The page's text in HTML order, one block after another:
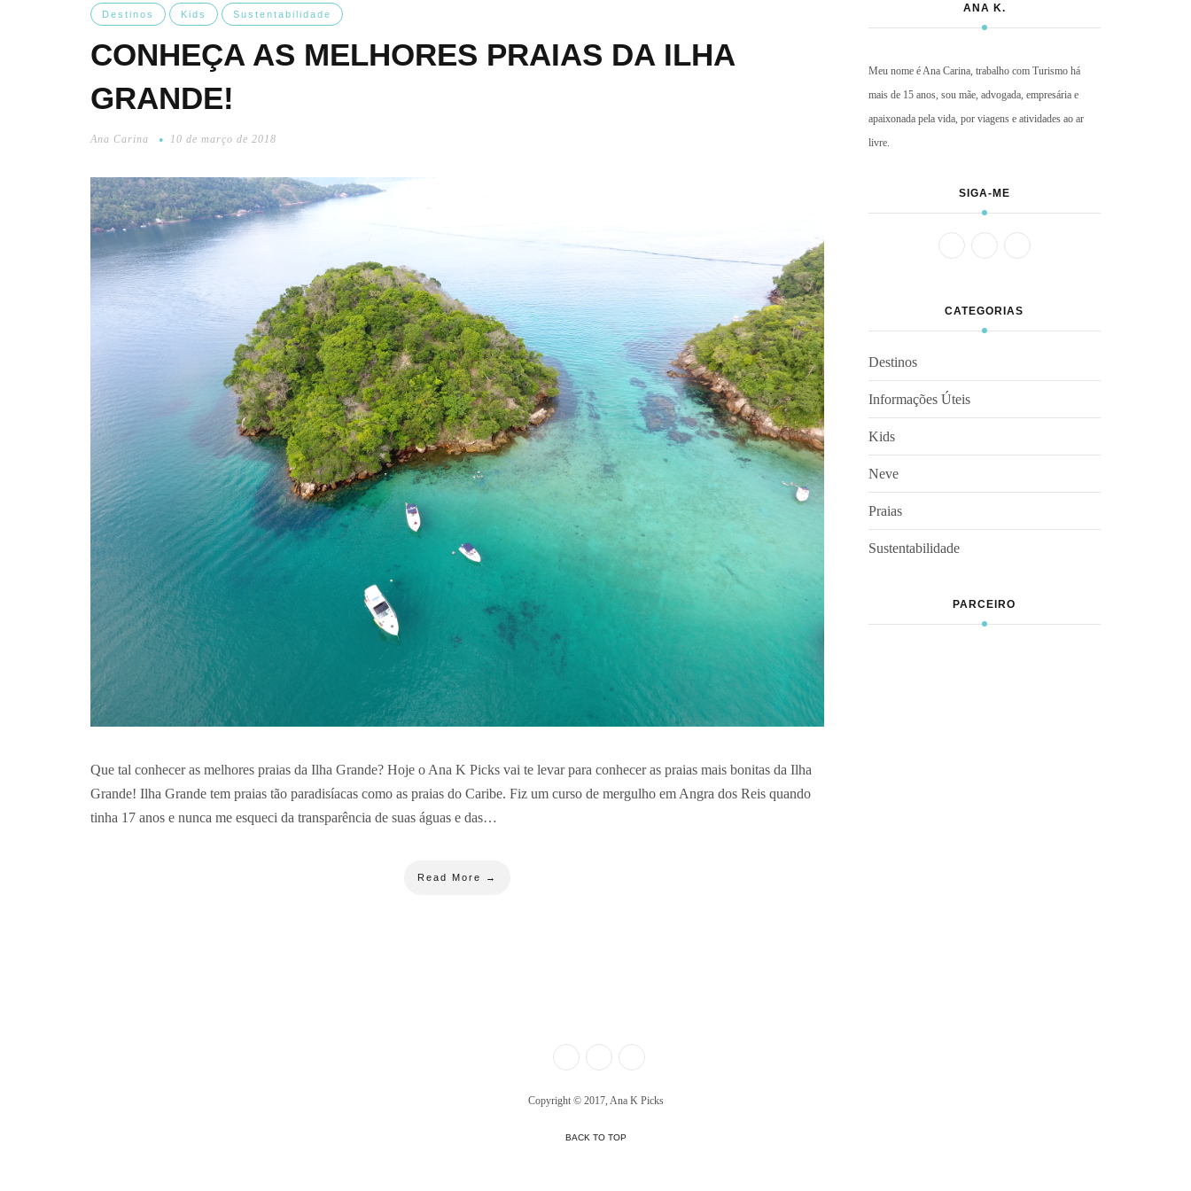
Destinos Kids Sustentabilidade
CONHEÇA AS MELHORES PRAIAS DA ILHA
GRANDE!
Ana Carina 10 de março de 2018
Que tal conhecer as melhores praias da Ilha Grande? Hoje o Ana K Picks vai te levar para conhecer as praias mais bonitas da Ilha
Grande! Ilha Grande tem praias tão paradisíacas como as praias do Caribe. Fiz um curso de mergulho em Angra dos Reis quando
tinha 17 anos e nunca me esqueci da transparência de suas águas e das…
Read More →
ANA K.
Meu nome é Ana Carina, trabalho com Turismo há
mais de 15 anos, sou mãe, advogada, empresária e
apaixonada pela vida, por viagens e atividades ao ar
livre.
SIGA-ME
CATEGORIAS
Destinos
Informações Úteis
Kids
Neve
Praias
Sustentabilidade
PARCEIRO
Copyright © 2017, Ana K Picks
BACK TO TOP